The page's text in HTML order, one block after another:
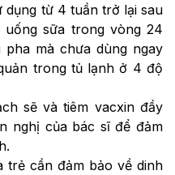
dụng từ 4 tuần trở lại sau
sữa trong vòng 24
mà chưa dùng ngay
trong tủ lạnh ở 4 độ
sẽ và tiêm vacxin đầy
nghị của bác sĩ để đảm
trẻ cần đảm bảo về dinh